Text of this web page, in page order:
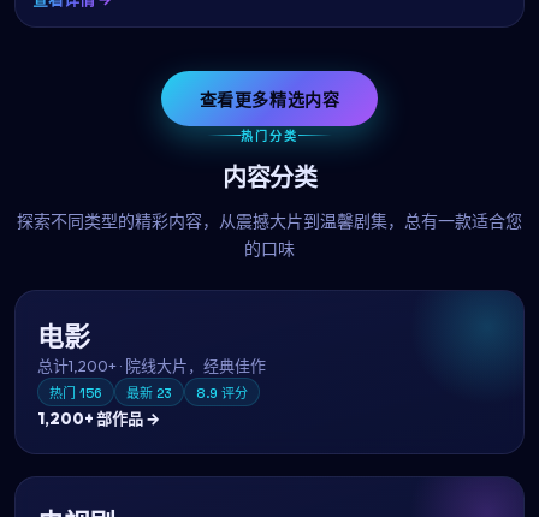
查看更多精选内容
热门分类
内容分类
探索不同类型的精彩内容，从震撼大片到温馨剧集，总有一款适合您
的口味
电影
总计1,200+· 院线大片，经典佳作
热门 156 最新 23 8.9 评分
1,200+部作品 →